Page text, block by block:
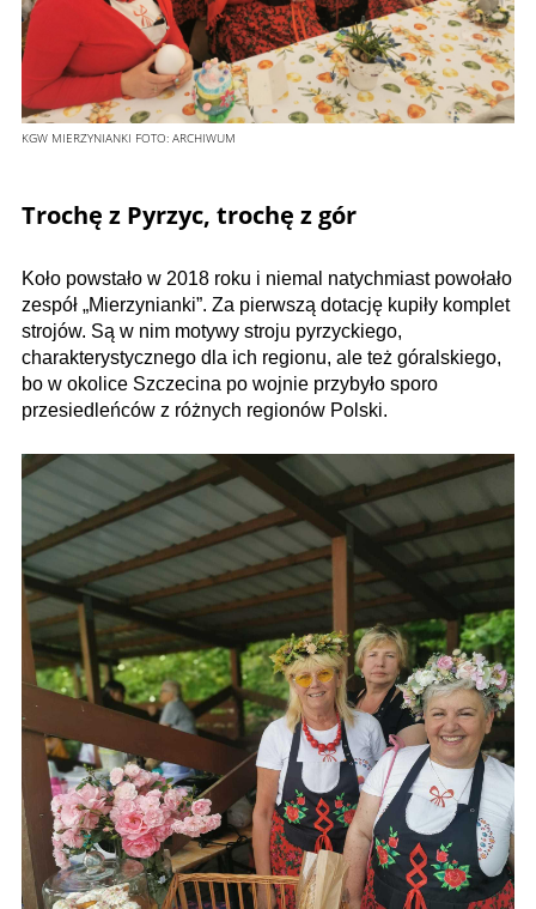
KGW MIERZYNIANKI FOTO: ARCHIWUM
Trochę z Pyrzyc, trochę z gór
Koło powstało w 2018 roku i niemal natychmiast powołało
zespół „Mierzynianki”. Za pierwszą dotację kupiły komplet
strojów. Są w nim motywy stroju pyrzyckiego,
charakterystycznego dla ich regionu, ale też góralskiego,
bo w okolice Szczecina po wojnie przybyło sporo
przesiedleńców z różnych regionów Polski.